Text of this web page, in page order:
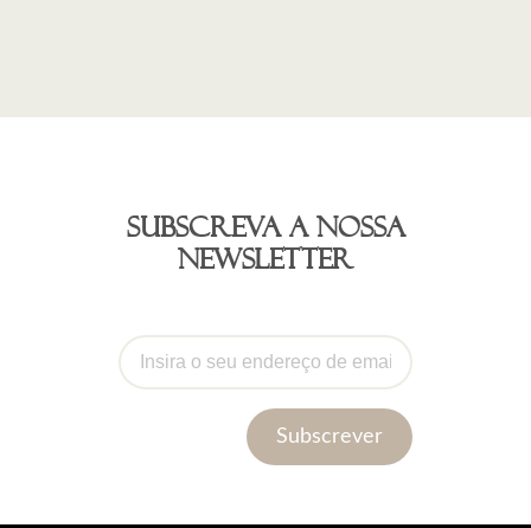
Subscreva a nossa
newsletter
Subscrever